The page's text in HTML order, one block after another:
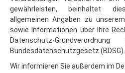
Tabakwaren - täglich
PSN Kundenportal
Fit for Future
im Detail
allgemeinen Angaben zu
sowie Informationen über Ihre
Datenschutz-
Bundesdatenschutzgesetz (BDSG).
Wir informieren Sie außerdem im